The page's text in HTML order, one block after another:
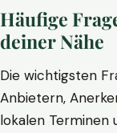
Häufige
deiner Nähe
Die wichtigsten
Anbietern,
lokalen Terminen